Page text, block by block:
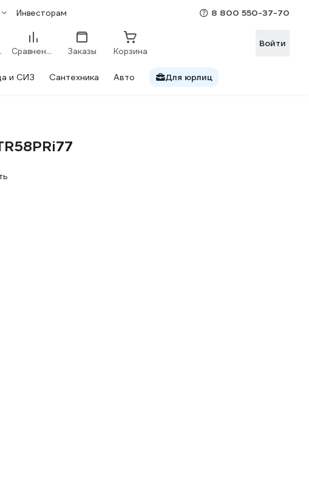
Инвесторам 8 800 550-37-70
Сравнение Заказы Корзина
Войти
и СИЗ Сантехника Авто Для юрлиц